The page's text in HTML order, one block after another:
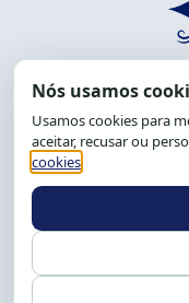
End.:
Tel.: (71) 2104-
Siga nossas